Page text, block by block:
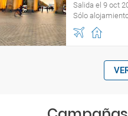
Salida el 9 oct
Sólo